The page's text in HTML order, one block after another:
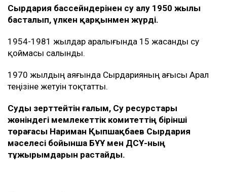
Сырдария бассейндерінен су алу 1950 жылы
басталып, үлкен қарқынмен жүрді.
1954-1981 жылдар аралығында 15 жасанды су
қоймасы салынды.
1970 жылдың аяғында Сырдарияның ағысы Арал
теңізіне жетуін тоқтатты.
Суды зерттейтін ғалым, Су ресурстары
жөніндегі мемлекеттік комитеттің бірінші
төрағасы Нариман Қыпшақбаев Сырдария
мәселесі бойынша БҰҰ мен ДСҰ-ның
тұжырымдарын растайды.